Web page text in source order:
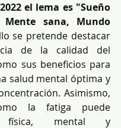
el lema es "Sueño
Mente sana, Mundo
se pretende destacar
de la calidad del
sus beneficios para
salud mental óptima y
Asimismo,
la fatiga puede
física, mental y